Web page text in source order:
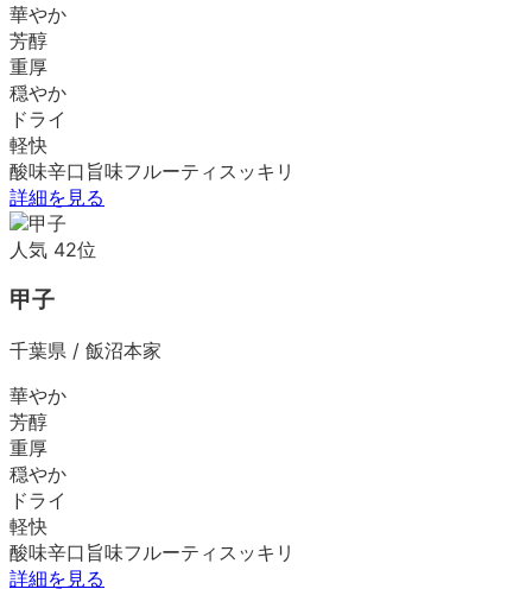
華やか
芳醇
重厚
穏やか
ドライ
軽快
酸味辛口 旨味フルーティ スッキリ
詳細を見る
人気 42位
甲子
千葉県 / 飯沼本家
華やか
芳醇
重厚
穏やか
ドライ
軽快
酸味辛口 旨味フルーティ スッキリ
詳細を見る